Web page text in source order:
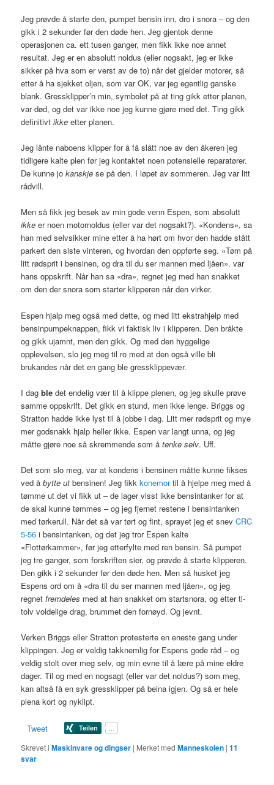
Jeg prøvde å starte den, pumpet bensin inn, dro i snora – og den
gikk i 2 sekunder før den døde hen. Jeg gjentok denne
operasjonen ca. ett tusen ganger, men fikk ikke noe annet
resultat. Jeg er en absolutt noldus (eller nogsakt, jeg er ikke
sikker på hva som er verst av de to) når det gjelder motorer, så
etter å ha sjekket oljen, som var OK, var jeg egentlig ganske
blank. Gressklipper’n min, symbolet på at ting gikk etter planen,
var død, og det var ikke noe jeg kunne gjøre med det. Ting gikk
definitivtikke etter planen.
Jeg lånte naboens klipper for å få slått noe av den åkeren jeg
tidligere kalte plen før jeg kontaktet noen potensielle reparatører.
De kunne jokanskje se på den. I løpet av sommeren. Jeg var litt
rådvill.
Men så fikk jeg besøk av min gode venn Espen, som absolutt
ikke er noen motornoldus (eller var det nogsakt?). «Kondens», sa
han med selvsikker mine etter å ha hørt om hvor den hadde stått
parkert den siste vinteren, og hvordan den oppførte seg. «Tøm på
litt rødsprit i bensinen, og dra til du ser mannen med ljåen». var
hans oppskrift. Når han sa «dra», regnet jeg med han snakket
om den der snora som starter klipperen når den virker.
Espen hjalp meg også med dette, og med litt ekstrahjelp med
bensinpumpeknappen, fikk vi faktisk liv i klipperen. Den bråkte
og gikk ujamnt, men den gikk. Og med den hyggelige
opplevelsen, slo jeg meg til ro med at den også ville bli
brukandes når det en gang ble gressklippevær.
I dagble det endelig vær til å klippe plenen, og jeg skulle prøve
samme oppskrift. Det gikk en stund, men ikke lenge. Briggs og
Stratton hadde ikke lyst til å jobbe i dag. Litt mer rødsprit og mye
mer godsnakk hjalp heller ikke. Espen var langt unna, og jeg
måtte gjøre noe så skremmende som åtenke selv. Uff.
Det som slo meg, var at kondens i bensinen måtte kunne fikses
ved åbytte ut bensinen! Jeg fikkkonemortil å hjelpe meg med å
tømme ut det vi fikk ut – de lager visst ikke bensintanker for at
de skal kunne tømmes – og jeg fjernet restene i bensintanken
med tørkerull. Når det så var tørt og fint, sprayet jeg et snevCRC
5-56 i bensintanken, og det jeg tror Espen kalte
«Flottørkammer», før jeg etterfylte med ren bensin. Så pumpet
jeg tre ganger, som forskriften sier, og prøvde å starte klipperen.
Den gikk i 2 sekunder før den døde hen. Men så husket jeg
Espens ord om å «dra til du ser mannen med ljåen», og jeg
regnetfremdeles med at han snakket om startsnora, og etter ti-
tolv voldelige drag, brummet den fornøyd. Og jevnt.
Verken Briggs eller Stratton protesterte en eneste gang under
klippingen. Jeg er veldig takknemlig for Espens gode råd – og
veldig stolt over meg selv, og min evne til å lære på mine eldre
dager. Til og med en nogsagt (eller var det noldus?) som meg,
kan altså få en syk gressklipper på beina igjen. Og så er hele
plena kort og nyklipt.
Tweet
Skrevet i Maskinvare og dingser | Merket med Manneskolen |11
svar